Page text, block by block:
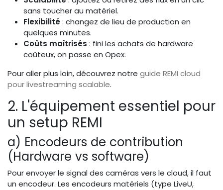
sans toucher au matériel.
Flexibilité: changez de lieu de production en
quelques minutes.
Coûts maîtrisés : fini les achats de hardware
coûteux, on passe en Opex.
Pour aller plus loin, découvrez notre guide REMI cloud
pour livestreaming scalable.
2. L'équipement essentiel pour
un setup REMI
a) Encodeurs de contribution
(Hardware vs software)
Pour envoyer le signal des caméras vers le cloud, il faut
un encodeur. Les encodeurs matériels (type LiveU,